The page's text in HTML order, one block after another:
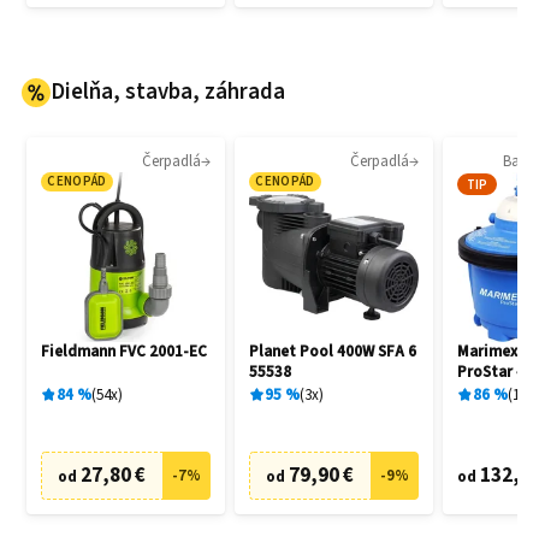
Dielňa, stavba, záhrada
Čerpadlá
CENOPÁD
Fieldmann FVC 2001-EC
84% 54x
od 27,80 € -7%
Čerpadlá
CENOPÁD
Planet Pool 400W SFA 6
55538
95% 3x
od 79,90 € -9%
TIP
Marimex
ProStar 4
filtrácia
86% 136
od